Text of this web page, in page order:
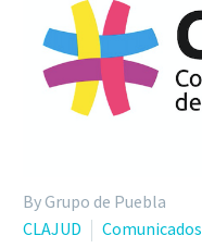
By Grupo de Puebla
CLAJUD
Comunicados